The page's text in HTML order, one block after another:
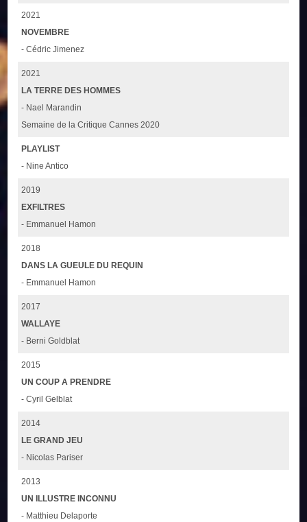
2021
NOVEMBRE
- Cédric Jimenez
2021
LA TERRE DES HOMMES
- Nael Marandin
Semaine de la Critique Cannes 2020
PLAYLIST
- Nine Antico
2019
EXFILTRES
- Emmanuel Hamon
2018
DANS LA GUEULE DU REQUIN
- Emmanuel Hamon
2017
WALLAYE
- Berni Goldblat
2015
UN COUP A PRENDRE
- Cyril Gelblat
2014
LE GRAND JEU
- Nicolas Pariser
2013
UN ILLUSTRE INCONNU
- Matthieu Delaporte